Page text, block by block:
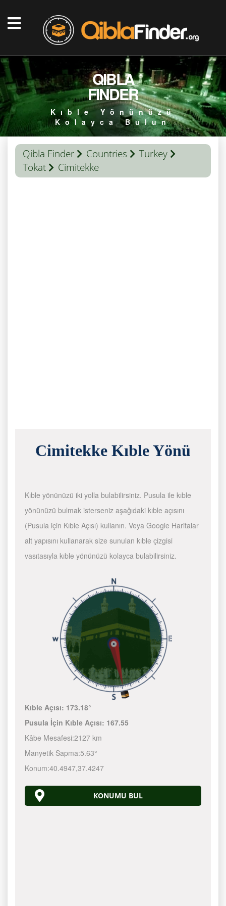
QIBLA
FINDER
Kıble Yönünüzü
Kolayca Bulun
Qibla Finder Countries
Turkey
Tokat
Cimitekke
Cimitekke Kıble Yönü
Kıble yönünüzü iki yolla bulabilirsiniz. Pusula ile kıble
yönünüzü bulmak isterseniz aşağıdaki kıble açısını
(Pusula için Kıble Açısı) kullanın. Veya Google Haritalar
alt yapısını kullanarak size sunulan kıble çizgisi
vasıtasıyla kıble yönünüzü kolayca bulabilirsiniz.
Kıble Açısı: 173.18°
Pusula İçin Kıble Açısı: 167.55
Kâbe Mesafesi:2127 km
Manyetik Sapma:5.63°
Konum:40.4947,37.4247
KONUMU BUL